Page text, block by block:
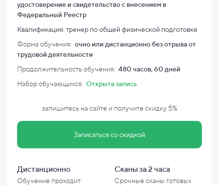
удостоверение и свидетельство с внесением в
Федеральный Реестр
Квалификация: тренер по общей физической подготовке
Форма обучения: очно или дистанционно без отрыва от
трудовой деятельности
Продолжительность обучения: 480 часов, 60 дней
Набор обучающихся: Открыта запись
запишитесь на сайте и получите скидку 5%
Записаться со скидкой
Дистанционно
Обучение проходит
Сканы за 2 часа
Срочные сканы готовых